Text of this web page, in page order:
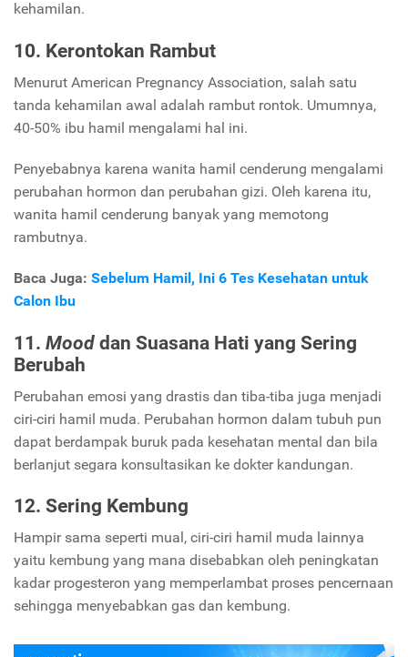
kehamilan.
10. Kerontokan Rambut
Menurut American Pregnancy Association, salah satu
tanda kehamilan awal adalah rambut rontok. Umumnya,
40-50% ibu hamil mengalami hal ini.
Penyebabnya karena wanita hamil cenderung mengalami
perubahan hormon dan perubahan gizi. Oleh karena itu,
wanita hamil cenderung banyak yang memotong
rambutnya.
Baca Juga: Sebelum Hamil, Ini 6 Tes Kesehatan untuk
Calon Ibu
11. Mood dan Suasana Hati yang Sering
Berubah
Perubahan emosi yang drastis dan tiba-tiba juga menjadi
ciri-ciri hamil muda. Perubahan hormon dalam tubuh pun
dapat berdampak buruk pada kesehatan mental dan bila
berlanjut segara konsultasikan ke dokter kandungan.
12. Sering Kembung
Hampir sama seperti mual, ciri-ciri hamil muda lainnya
yaitu kembung yang mana disebabkan oleh peningkatan
kadar progesteron yang memperlambat proses pencernaan
sehingga menyebabkan gas dan kembung.